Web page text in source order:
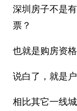
深圳房子不是
票？
也就是购房资格
说白了，就是户
相比其它一线